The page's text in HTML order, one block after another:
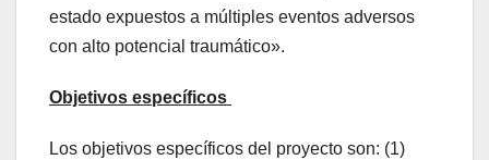
estado expuestos a múltiples eventos adversos
con alto potencial traumático».
Objetivos específicos
Los objetivos específicos del proyecto son: (1)